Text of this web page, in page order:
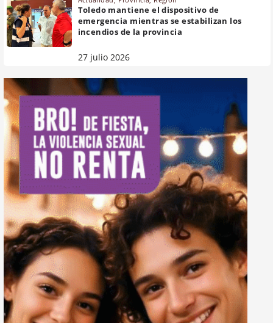
Toledo mantiene el dispositivo de
emergencia mientras se estabilizan los
incendios de la provincia
27 julio 2026